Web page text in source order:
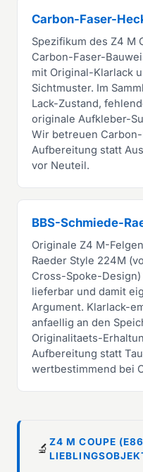
Carbon-Faser-
Spezifikum des Z4 M
Carbon-Faser-
mit Original-Klarlack
Sichtmuster. Im
Lack-Zustand,
originale Aufkleber-
Wir betreuen
Aufbereitung statt
vor Neuteil.
BBS-Schmiede-
Originale Z4 M-
Raeder Style 224M
Cross-Spoke-
lieferbar und damit
Argument. Klarlack-
anfaellig an den
Originalitaets-
Aufbereitung statt
wertbestimmend bei
🔬 Z4 M COUPE